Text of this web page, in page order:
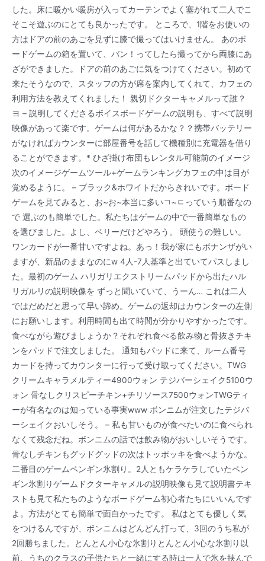
した。床に暖かい暖房が入ってカーテンでよく塞がれて二人でこ
そこそ遊ぶのにとても良かったです。 ところで、1階をお使いの
方はドアの前のあごを見ずに膝で撮ってはいけません。 あのボ
ードゲームの箱を置いて、バン！ってしたら撮ってから両膝にあ
ざができました。ドアの前のあごに気をつけてください。初めて
来たそうなので、スタッフの方が席を案内してくれて、カフェの
利用方法を教えてくれました！ 親切ドクターキャメルって誰？
ヨ – 説明してくださるボイスボードゲームの説明も、すべて説明
映像があって楽です。ゲームは何があるかな？？携帯バッテリー
がなければカウンターに部屋番号を話して機種別に充電器を借り
ることができます。* ひざ掛け布団もレンタル可能前のイメージ
次のイメージゲームツール+ゲームランキングカフェの中は目が
覚めるように。 – ブラック&ホワイトだからきれいです。ボード
ゲームを見てみると、お~お~本当に多いㄱ~ㄷっていう順番なの
で 選ぶのも簡単でした。私たちはゲームの中で一番簡単なもの
を選びました。よし、ベリーだけどやろう。 頭使うの難しい。
ワンカードが一番甘いですよね。あっ！我が家にもボナンザがい
ますが、新品のままなのにw 4人-7人基準と出ていてパスしまし
た。最初のゲーム ハリガリエクストリームパッドから出たハル
リガルリの説明映像を ずっと聞いていて、うーん… これは二人
ではだめだと思って早い諦め。ゲームの返却はカウンターの左側
にお願いします。利用時間も出て時間が分かりやすかったです。
食べながら遊びましょうか？それぞれ食べる飲み物と骨抜きチキ
ンをパッドで注文しました。 通知もパッドに来て、ルーム番号
カードを持ってカウンターに行って受け取ってください。TWG
クリームキャラメルティー4900ウォン テジバーシェイク5100ウ
ォン 骨なしクリスピーチキン+チリソース7500ウォンTWGティ
ーが有名なのは知っている事実www ボンニムが注文したテジバ
ーシェイクおいしそう。 – 私も甘いものが食べたいのに食べられ
なくて残念だね。ボンニムの話では飲み物がおいしいそうです。
骨なしチキンもグッドグッドの次はトッポッキを食べようかな。
二番目のゲームペンギン氷割り。2人ともケラケラしていたペン
ギン氷割りゲームドクターキャメルの説明映像も見て説明書テキ
ストも見て私たちのようなボードゲーム初心者たちにいいんです
よ。方法がとても簡単で面白かったです。 私はとても優しく気
をつけるんですが、ボンニムはどんどん打って、3回のうち私が
2回勝ちました。とんとん小心な氷割りとんとん小心な氷割り以
前、うちのクラスの子供たちと一緒にする時は一人で氷を挟んで